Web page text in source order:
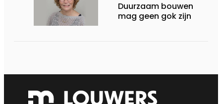
Duurzaam bouwen
mag geen gok zijn